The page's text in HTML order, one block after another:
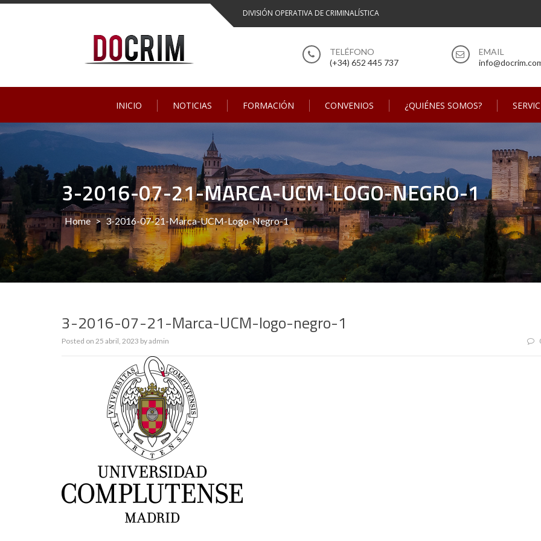
Skip
DIVISIÓN OPERATIVA DE CRIMINALÍSTICA
(+34) 652 445 737
INICIO NOTICIAS FORMACIÓN CONVENIOS ¿QUIÉNES SOMOS?
3-2016-07-21-MARCA-UCM-LOGO-NEGRO-1
Home > 3-2016-07-21-Marca-UCM-Logo-Negro-1
3-2016-07-21-Marca-UCM-logo-negro-1
Posted on 25 abril, 2023 byadmin